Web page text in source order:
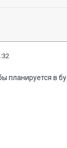
планируется